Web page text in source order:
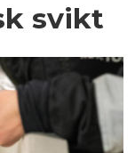
svikt